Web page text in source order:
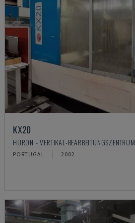
KX20
HURON - VERTIKAL-BEARBEITUNGSZENTRUM
PORTUGAL 2002